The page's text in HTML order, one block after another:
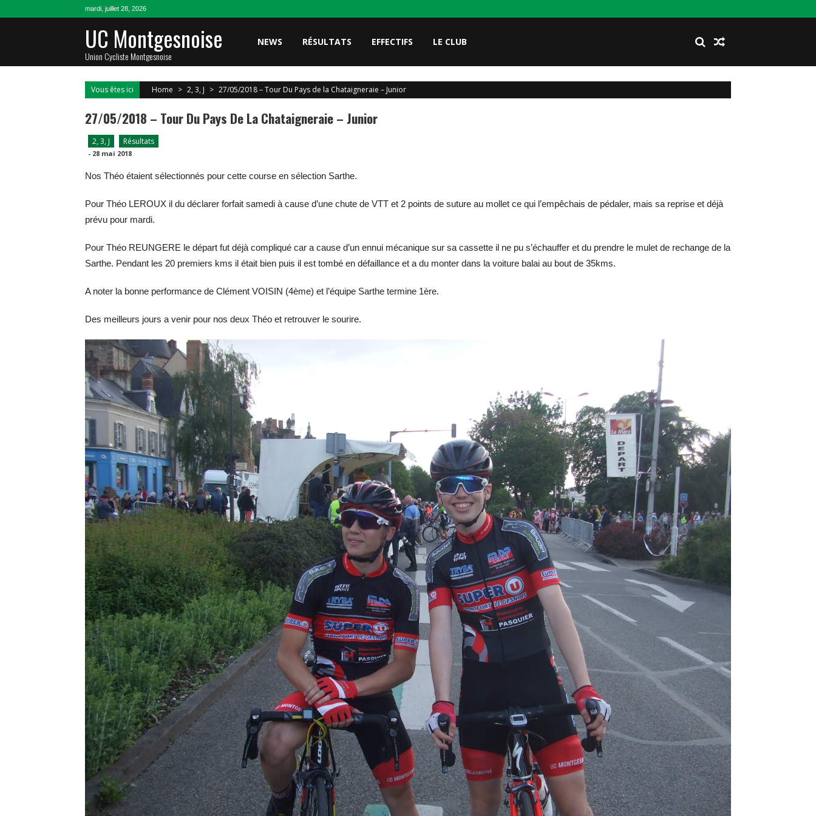
mardi, juillet 28, 2026
UC Montgesnoise
Union Cycliste Montgesnoise
NEWS RÉSULTATS EFFECTIFS LE CLUB
Vous êtes ici Home > 2, 3, J > 27/05/2018 – Tour Du Pays de la Chataigneraie – Junior
27/05/2018 – Tour Du Pays De La Chataigneraie – Junior
2, 3, J Résultats
- 28 mai 2018
Nos Théo étaient sélectionnés pour cette course en sélection Sarthe.
Pour Théo LEROUX il du déclarer forfait samedi à cause d’une chute de VTT et 2 points de suture au mollet ce qui l’empêchais de pédaler, mais sa reprise et déjà
prévu pour mardi.
Pour Théo REUNGERE le départ fut déjà compliqué car a cause d’un ennui mécanique sur sa cassette il ne pu s’échauffer et du prendre le mulet de rechange de la
Sarthe. Pendant les 20 premiers kms il était bien puis il est tombé en défaillance et a du monter dans la voiture balai au bout de 35kms.
A noter la bonne performance de Clément VOISIN (4ème) et l’équipe Sarthe termine 1ère.
Des meilleurs jours a venir pour nos deux Théo et retrouver le sourire.